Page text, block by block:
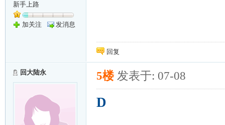
新手上路
加关注 发消息
回复
回大陆永 5楼 发表于: 07-08
D